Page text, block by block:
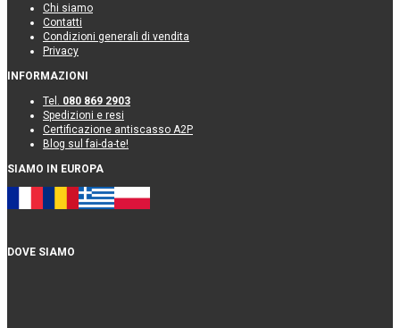
Chi siamo
Contatti
Condizioni generali di vendita
Privacy
INFORMAZIONI
Tel. 080 869 2903
Spedizioni e resi
Certificazione antiscasso A2P
Blog sul fai-da-te!
SIAMO IN EUROPA
DOVE SIAMO